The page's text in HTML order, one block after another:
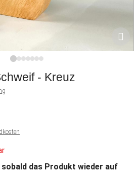
- Kreuz
das Produkt wieder auf